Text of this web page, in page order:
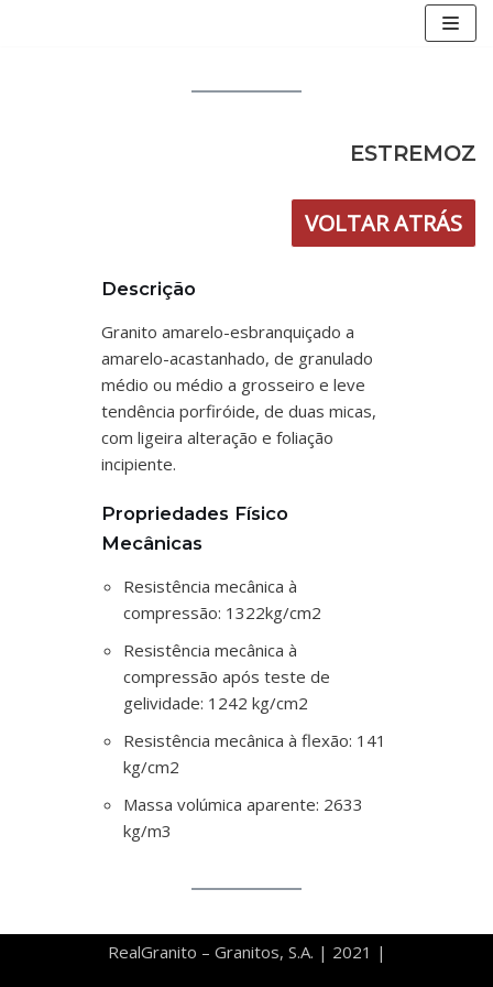
ESTREMOZ
VOLTAR ATRÁS
Descrição
Granito amarelo-esbranquiçado a
amarelo-acastanhado, de granulado
médio ou médio a grosseiro e leve
tendência porfiróide, de duas micas,
com ligeira alteração e foliação
incipiente.
Propriedades Físico
Mecânicas
Resistência mecânica à
compressão: 1322kg/cm2
Resistência mecânica à
compressão após teste de
gelividade: 1242 kg/cm2
Resistência mecânica à flexão: 141
kg/cm2
Massa volúmica aparente: 2633
kg/m3
RealGranito – Granitos, S.A. | 2021 |